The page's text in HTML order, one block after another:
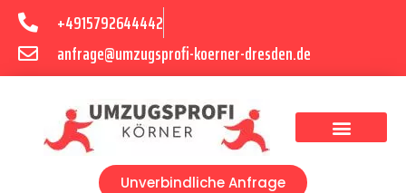
+4915792644442
anfrage@umzugsprofi-koerner-dresden.de
Unverbindliche Anfrage